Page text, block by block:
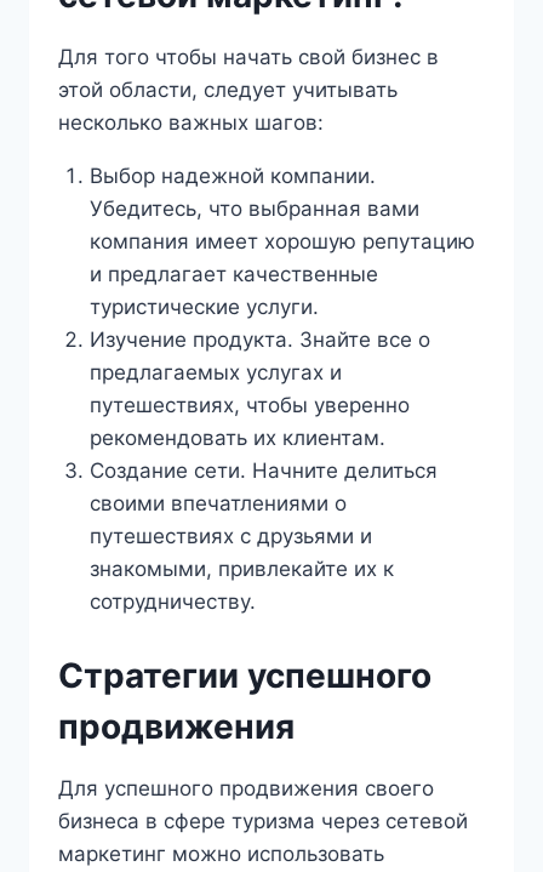
Для того чтобы начать свой бизнес в
этой области, следует учитывать
несколько важных шагов:
Выбор надежной компании.
Убедитесь, что выбранная вами
компания имеет хорошую репутацию
и предлагает качественные
туристические услуги.
Изучение продукта. Знайте все о
предлагаемых услугах и
путешествиях, чтобы уверенно
рекомендовать их клиентам.
Создание сети. Начните делиться
своими впечатлениями о
путешествиях с друзьями и
знакомыми, привлекайте их к
сотрудничеству.
Стратегии успешного
продвижения
Для успешного продвижения своего
бизнеса в сфере туризма через сетевой
маркетинг можно использовать